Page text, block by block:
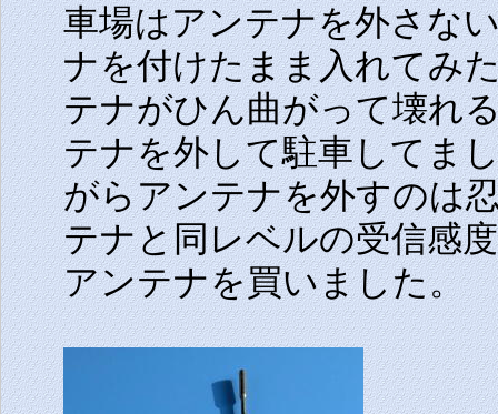
車場はアンテナを外さな
ナを付けたまま入れてみ
テナがひん曲がって壊れ
テナを外して駐車してま
がらアンテナを外すのは
テナと同レベルの受信感
アンテナを買いました。